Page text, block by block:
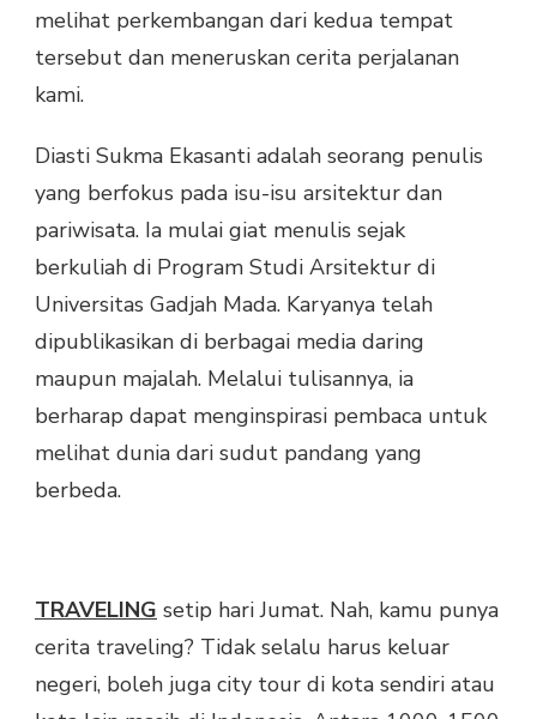
melihat perkembangan dari kedua tempat
tersebut dan meneruskan cerita perjalanan
kami.
Diasti Sukma Ekasanti adalah seorang penulis
yang berfokus pada isu-isu arsitektur dan
pariwisata. Ia mulai giat menulis sejak
berkuliah di Program Studi Arsitektur di
Universitas Gadjah Mada. Karyanya telah
dipublikasikan di berbagai media daring
maupun majalah. Melalui tulisannya, ia
berharap dapat menginspirasi pembaca untuk
melihat dunia dari sudut pandang yang
berbeda.
TRAVELING setip hari Jumat. Nah, kamu punya
cerita traveling? Tidak selalu harus keluar
negeri, boleh juga city tour di kota sendiri atau